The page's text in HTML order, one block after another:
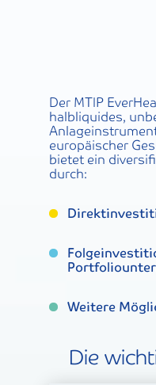
Der MTIP
halbliquides,
europäischer
bietet ein
durch:
Weitere
Die